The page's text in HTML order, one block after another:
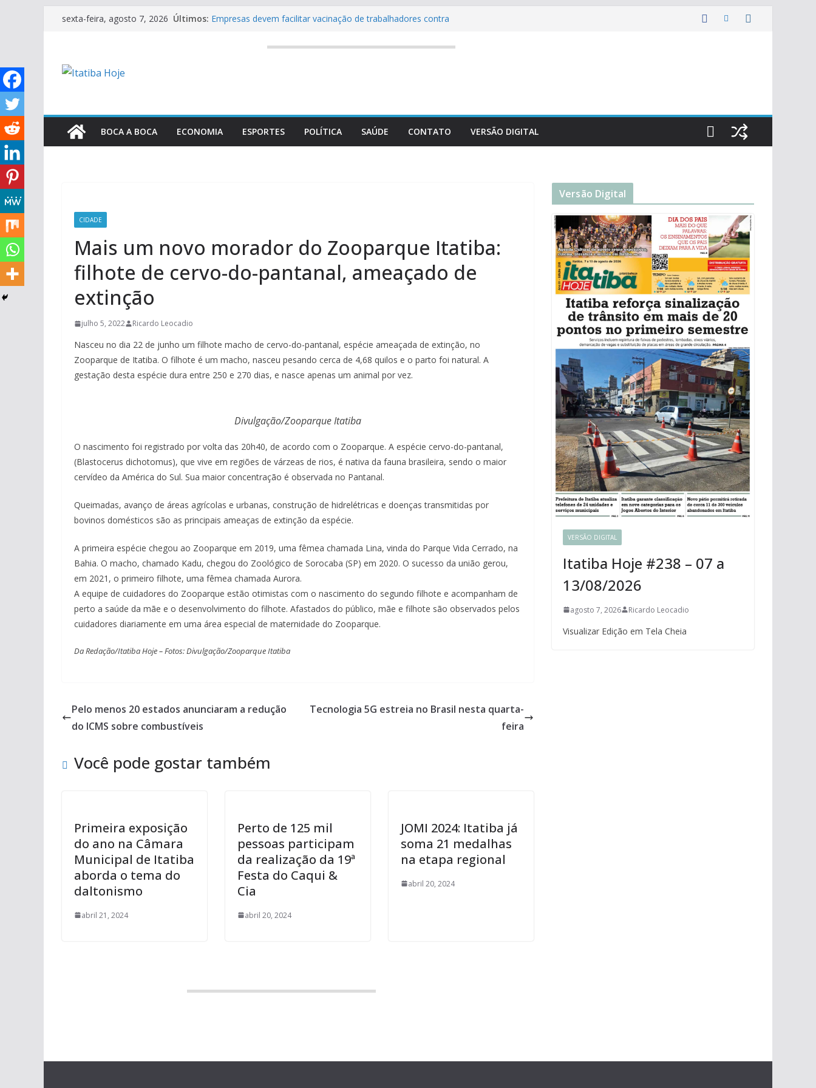
Pular
conteúdo
sexta-feira, agosto 7, 2026 Últimos: Empresas devem facilitar vacinação de trabalhadores contra
Fatecs para o primeiro semestre de 2027
BOCA A BOCA
ECONOMIA ESPORTES POLÍTICA SAÚDE CONTATO VERSÃO DIGITAL
CIDADE
Mais um novo morador do Zooparque Itatiba:
filhote de cervo-do-pantanal, ameaçado de
extinção
julho 5, 2022 Ricardo Leocadio
Nasceu no dia 22 de junho um filhote macho de cervo-do-pantanal, espécie ameaçada de extinção, no
Zooparque de Itatiba. O filhote é um macho, nasceu pesando cerca de 4,68 quilos e o parto foi natural. A
gestação desta espécie dura entre 250 e 270 dias, e nasce apenas um animal por vez.
Divulgação/Zooparque Itatiba
O nascimento foi registrado por volta das 20h40, de acordo com o Zooparque. A espécie cervo-do-pantanal,
(Blastocerus dichotomus), que vive em regiões de várzeas de rios, é nativa da fauna brasileira, sendo o maior
cervídeo da América do Sul. Sua maior concentração é observada no Pantanal.
Queimadas, avanço de áreas agrícolas e urbanas, construção de hidrelétricas e doenças transmitidas por
bovinos domésticos são as principais ameaças de extinção da espécie.
A primeira espécie chegou ao Zooparque em 2019, uma fêmea chamada Lina, vinda do Parque Vida Cerrado, na
Bahia. O macho, chamado Kadu, chegou do Zoológico de Sorocaba (SP) em 2020. O sucesso da união gerou,
em 2021, o primeiro filhote, uma fêmea chamada Aurora.
A equipe de cuidadores do Zooparque estão otimistas com o nascimento do segundo filhote e acompanham de
perto a saúde da mãe e o desenvolvimento do filhote. Afastados do público, mãe e filhote são observados pelos
cuidadores diariamente em uma área especial de maternidade do Zooparque.
Da Redação/Itatiba Hoje – Fotos: Divulgação/Zooparque Itatiba
Pelo menos 20 estados anunciaram a redução
do ICMS sobre combustíveis
Tecnologia 5G estreia no Brasil nesta quarta-
feira
Você pode gostar também
Primeira exposição
do ano na Câmara
Municipal de Itatiba
aborda o tema do
daltonismo
abril 21, 2024
Perto de 125 mil
pessoas participam
da realização da 19ª
Festa do Caqui &
Cia
abril 20, 2024
JOMI 2024: Itatiba já
soma 21 medalhas
na etapa regional
abril 20, 2024
Versão Digital
VERSÃO DIGITAL
Itatiba Hoje #238 – 07 a
13/08/2026
agosto 7, 2026 Ricardo Leocadio
Visualizar Edição em Tela Cheia